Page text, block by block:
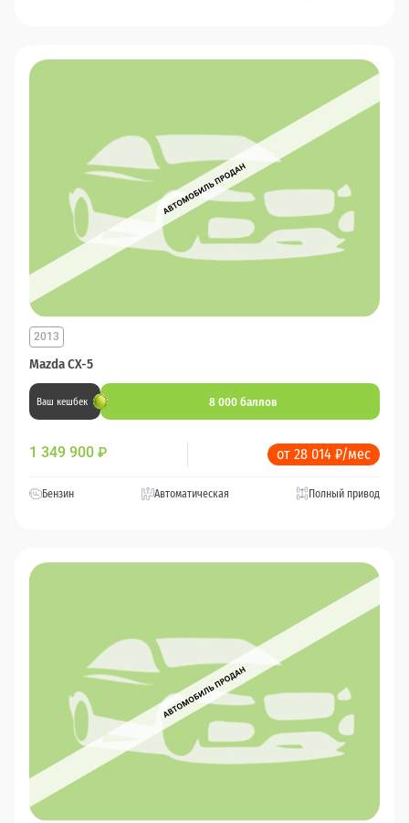
Mazda CX-5
2013
Ваш кешбек 8 000 баллов
1 349 900 ₽ от 28 014 ₽/мес
Бензин Автоматическая Полный привод